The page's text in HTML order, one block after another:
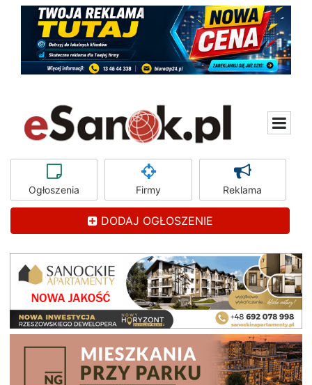
Ogłoszenia Firmy Reklama
DODAJ OGŁOSZENIE